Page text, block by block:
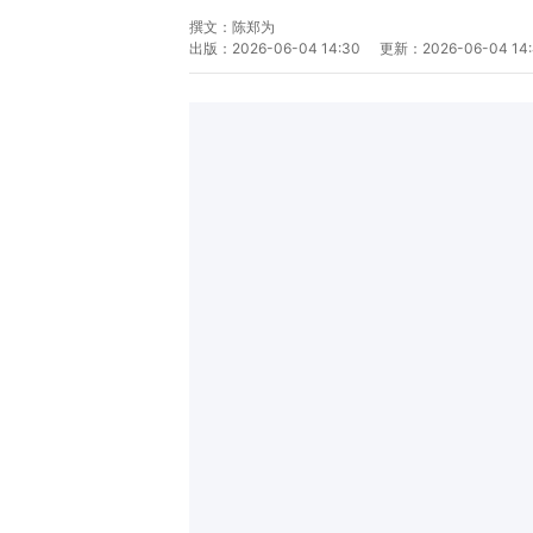
撰文： 陈郑为
出版： 2026-06-04 14:30 更新： 2026-06-04